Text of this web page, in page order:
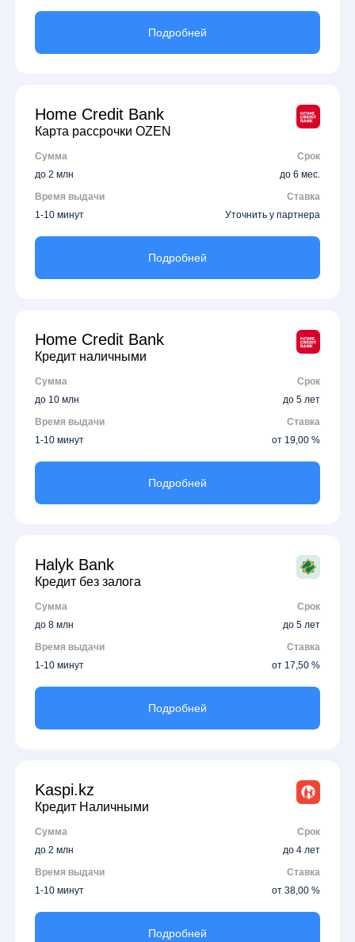
Подробней
Home Credit Bank
Карта рассрочки OZEN
Сумма
Срок
до 2 млн
до 6 мес.
Время выдачи
Ставка
1-10 минут
Уточнить у партнера
Подробней
Home Credit Bank
Кредит наличными
Сумма
Срок
до 10 млн
до 5 лет
Время выдачи
Ставка
1-10 минут
от 19,00 %
Подробней
Halyk Bank
Кредит без залога
Сумма
Срок
до 8 млн
до 5 лет
Время выдачи
Ставка
1-10 минут
от 17,50 %
Подробней
Kaspi.kz
Кредит Наличными
Сумма
Срок
до 2 млн
до 4 лет
Время выдачи
Ставка
1-10 минут
от 38,00 %
Подробней